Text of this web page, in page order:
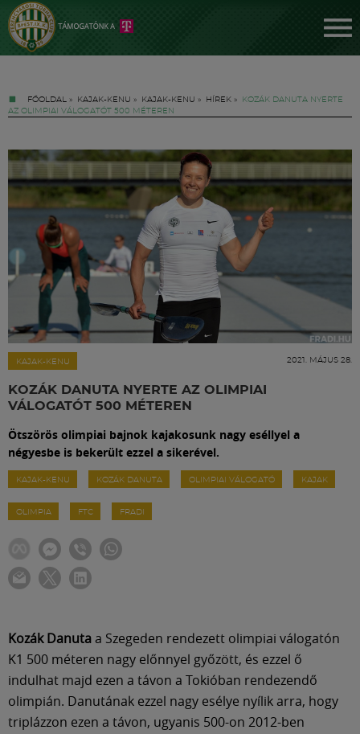
FŐOLDAL » KAJAK-KENU » KAJAK-KENU » HÍREK »
KOZÁK DANUTA NYERTE
AZ OLIMPIAI VÁLOGATÓT 500 MÉTEREN
KAJAK-KENU 2021. MÁJUS 28.
KOZÁK DANUTA NYERTE AZ OLIMPIAI
VÁLOGATÓT 500 MÉTEREN
Ötszörös olimpiai bajnok kajakosunk nagy eséllyel a
négyesbe is bekerült ezzel a sikerével.
KAJAK-KENU KOZÁK DANUTA OLIMPIAI VÁLOGATÓ KAJAK
OLIMPIA FTC FRADI
Kozák Danutaa Szegeden rendezett olimpiai válogatón
K1 500 méteren nagy előnnyel győzött, és ezzel ő
indulhat majd ezen a távon a Tokióban rendezendő
olimpián. Danutának ezzel nagy esélye nyílik arra, hogy
triplázzon ezen a távon, ugyanis 500-on 2012-ben
Jegyek
FM YouTube +
Hírek
Labdarúgás
Meccscenter
Klub
Szolgáltatások
Közösség
Múzeum